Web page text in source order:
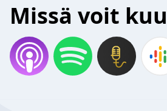
Missä voit